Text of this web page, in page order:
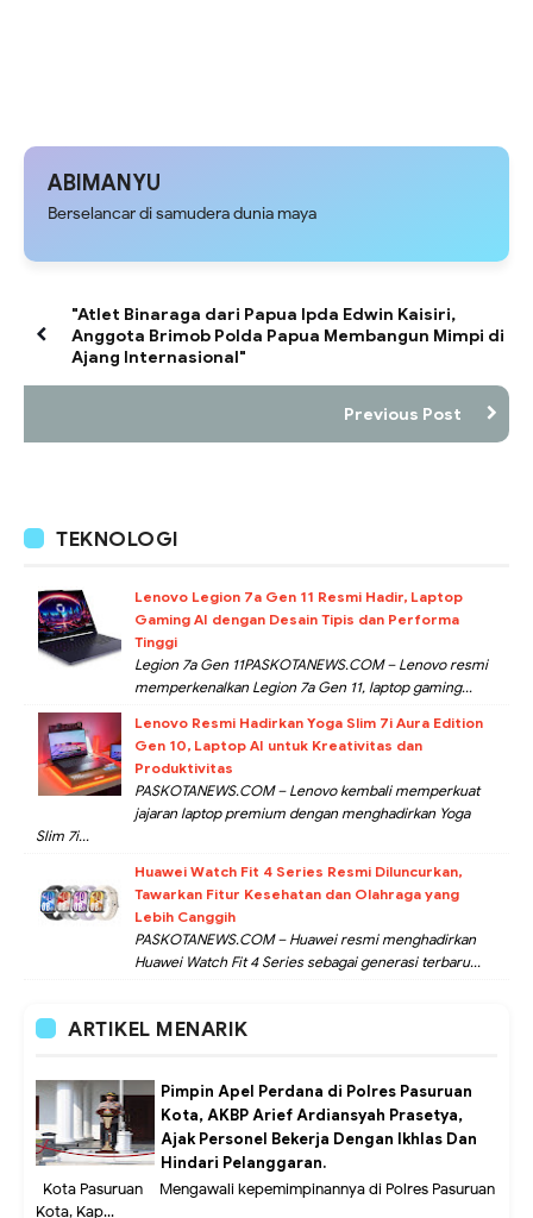
ABIMANYU
Berselancar di samudera dunia maya
"Atlet Binaraga dari Papua Ipda Edwin Kaisiri,
Anggota Brimob Polda Papua Membangun Mimpi di
Ajang Internasional"
Previous Post
TEKNOLOGI
Lenovo Legion 7a Gen 11 Resmi Hadir, Laptop
Gaming AI dengan Desain Tipis dan Performa
Tinggi
Legion 7a Gen 11PASKOTANEWS.COM – Lenovo resmi
memperkenalkan Legion 7a Gen 11, laptop gaming...
Lenovo Resmi Hadirkan Yoga Slim 7i Aura Edition
Gen 10, Laptop AI untuk Kreativitas dan
Produktivitas
PASKOTANEWS.COM – Lenovo kembali memperkuat
jajaran laptop premium dengan menghadirkan Yoga
Slim 7i...
Huawei Watch Fit 4 Series Resmi Diluncurkan,
Tawarkan Fitur Kesehatan dan Olahraga yang
Lebih Canggih
PASKOTANEWS.COM – Huawei resmi menghadirkan
Huawei Watch Fit 4 Series sebagai generasi terbaru...
ARTIKEL MENARIK
Pimpin Apel Perdana di Polres Pasuruan
Kota, AKBP Arief Ardiansyah Prasetya,
Ajak Personel Bekerja Dengan Ikhlas Dan
Hindari Pelanggaran.
Kota Pasuruan – Mengawali kepemimpinannya di Polres Pasuruan
Kota, Kap...